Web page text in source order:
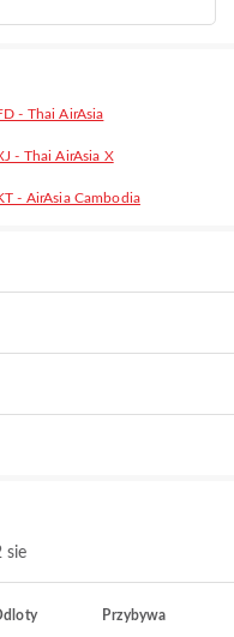
- Thai AirAsia
- Thai AirAsia X
- AirAsia Cambodia
sie
Przybywa